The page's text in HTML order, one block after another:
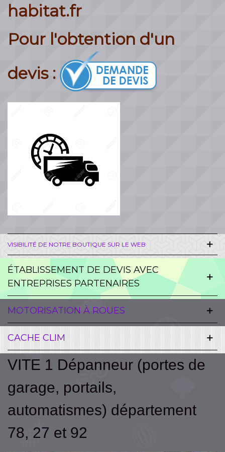
habitat.fr
Pour l'obtention d'un
devis :
VISIBILITÉ DE NOTRE BOUTIQUE SUR LE WEB
ÉTABLISSEMENT DE DEVIS AVEC
ENTREPRISES PARTENAIRES
MOTORISATION À ROUES
CACHE CLIM
VITE 1 Dépanneur (portes de
garage, portails,
automatismes) département
78, 27 et 92